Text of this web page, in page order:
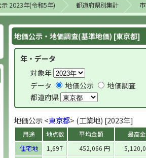
2023年(令和5年) 都道府県別集計
地価公示・地価調査(基準地価) [東京都]
年・データ
対象年
データ
地価公示
地価調査
都道府県
地価公示 <東京都> (工業地) [2023年]
用途 地点数 平均金額
最高
住宅地
1,697 452,066 円